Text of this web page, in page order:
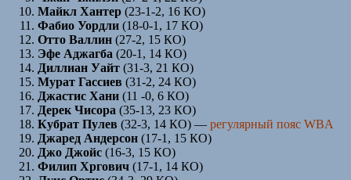
Майкл Хантер (23-1-2, 16 КО)
Фабио Уордли (18-0-1, 17 КО)
Отто Валлин (27-2, 15 КО)
Эфе Аджагба (20-1, 14 КО)
Диллиан Уайт (31-3, 21 КО)
Мурат Гассиев (31-2, 24 КО)
Джастис Хани (11 -0, 6 КО)
Дерек Чисора (35-13, 23 КО)
Кубрат Пулев (32-3, 14 КО) — регулярный пояс WBA
Джаред Андерсон (17-1, 15 КО)
Джо Джойс (16-3, 15 КО)
Филип Хргович (17-1, 14 КО)